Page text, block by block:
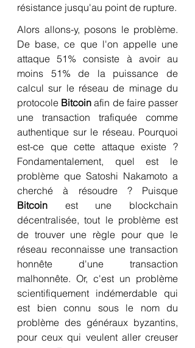
résistance jusqu'au point de rupture.
Alors allons-y, posons le problème.
De base, ce que l'on appelle une
attaque 51% consiste à avoir au
moins 51% de la puissance de
calcul sur le réseau de minage du
protocole Bitcoin afin de faire passer
une transaction trafiquée comme
authentique sur le réseau. Pourquoi
est-ce que cette attaque existe ?
Fondamentalement, quel est le
problème que Satoshi Nakamoto a
Bitcoin est une blockchain
décentralisée, tout le problème est
de trouver une règle pour que le
réseau reconnaisse une transaction
honnête d'une transaction
malhonnête. Or, c'est un problème
scientifiquement indémerdable qui
est bien connu sous le nom du
problème des généraux byzantins,
pour ceux qui veulent aller creuser